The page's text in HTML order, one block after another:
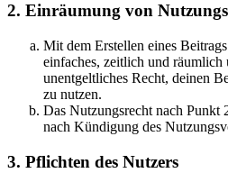
2. Einräumung von
Mit dem Erstellen eines
einfaches, zeitlich und räumlich
unentgeltliches Recht, deinen
zu nutzen.
Das Nutzungsrecht nach Punkt
nach Kündigung des
3. Pflichten des Nutzers